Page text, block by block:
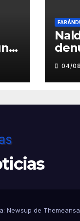
Luz
04/
Newsup de